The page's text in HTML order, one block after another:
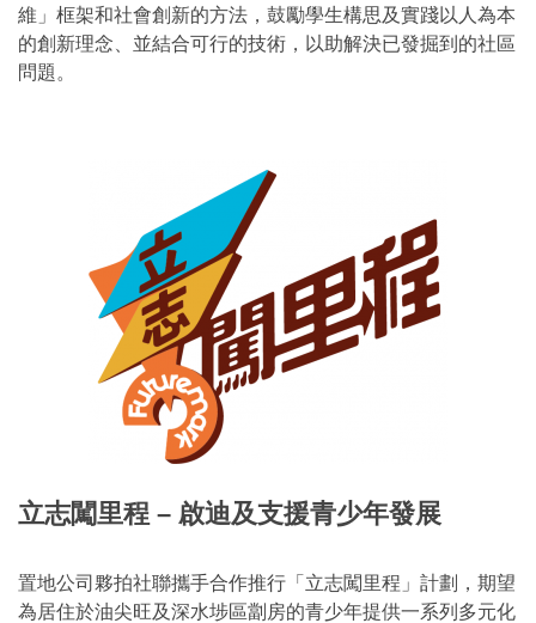
維」框架和社會創新的方法，鼓勵學生構思及實踐以人為本
的創新理念、並結合可行的技術，以助解決已發掘到的社區
問題。
立志闖里程 – 啟迪及支援青少年發展
置地公司夥拍社聯攜手合作推行「立志闖里程」計劃，期望
為居住於油尖旺及深水埗區劏房的青少年提供一系列多元化